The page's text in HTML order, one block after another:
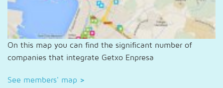
On this map you can find the significant number of
companies that integrate Getxo Enpresa
See members' map >